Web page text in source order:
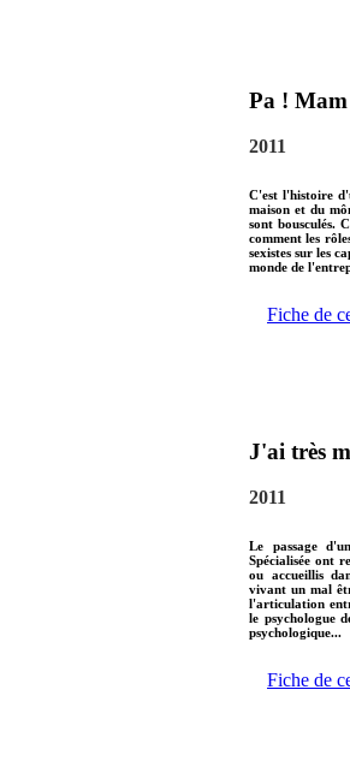
Pa !
2011
C'est l'histoire
maison et du
sont bousculés.
comment les
sexistes sur les
monde de
Fiche de
J'ai très
2011
Le passage
Spécialisée ont
ou accueillis
vivant un mal
l'articulation
le psychologue
psychologique...
Fiche de